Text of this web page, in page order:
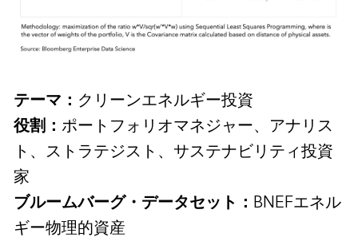
テーマ： クリーンエネルギー投資
役割： ポートフォリオマネジャー、アナリス
ト、ストラテジスト、サステナビリティ投資
家
ブルームバーグ・データセット： BNEFエネル
ギー物理的資産